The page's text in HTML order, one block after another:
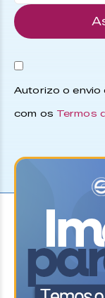
Autorizo o envio
com os Termos